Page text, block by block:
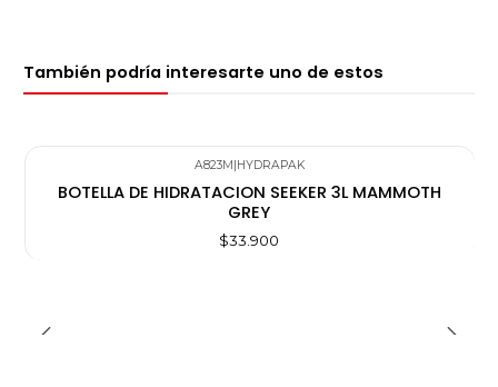
También podría interesarte uno de estos
A823M|HYDRAPAK
BOTELLA DE HIDRATACION SEEKER 3L MAMMOTH
GREY
$33.900